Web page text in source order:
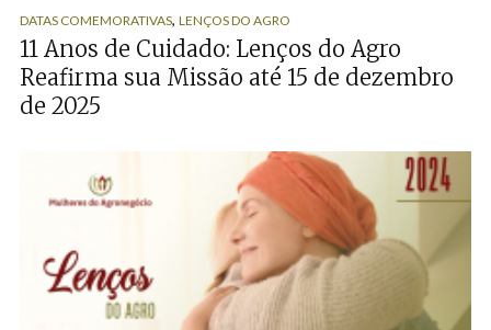
DATAS COMEMORATIVAS, LENÇOS DO AGRO
11 Anos de Cuidado: Lenços do Agro
Reafirma sua Missão até 15 de dezembro
de 2025